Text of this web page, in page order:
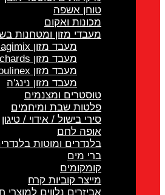
טוחן אשפה
מכונות ואקום
מעבדי מזון ומטחנות
מעבד מזון magimix
מעבד מזון Morphy Richards
מעבד מזון Moulinex
מעבד מזון נינג'ה
טוסטרים ומצנמים
פלטות שבת ומיחמים
סירי בישול / אידוי / טיגון
אופה לחם
בלנדרים ומוטות
ברי מים
קומקומים
מייצר קוביות קרח
אביזרים נלווים